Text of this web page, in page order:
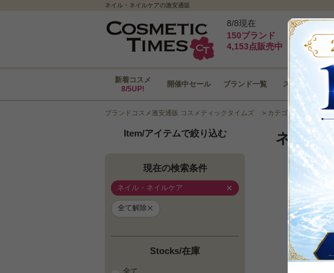
ネイル・ネイルケアの激安通販
8/8現在
150ブランド
4,153点販売中
最大5%pt還
新着コスメ
8/5UP!
開催中セール ブランド一覧 スキンケア
ブランドコスメ激安通販 コスメティックタイムズ ＞ カテゴリから選ぶ
Item/アイテムで絞り込む
現在の検索条件
ネイル・ネイルケア ×
全て解除×
Stocks/在庫
ネイル
該当の商